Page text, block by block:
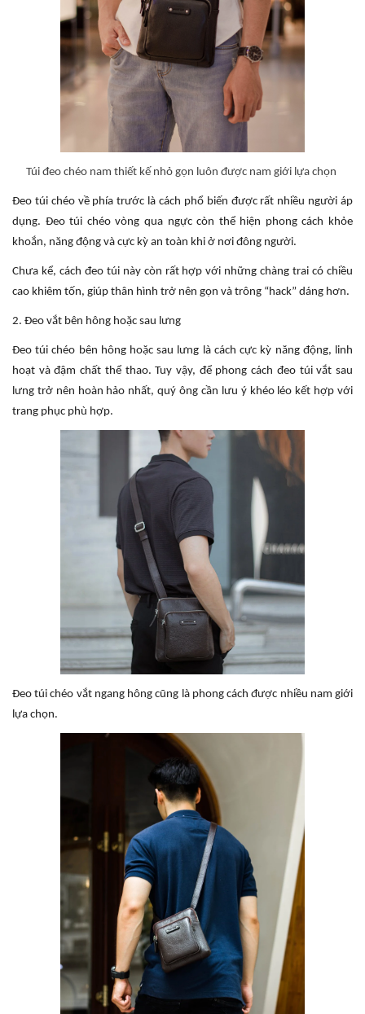
Túi đeo chéo nam thiết kế nhỏ gọn luôn được nam giới lựa chọn
Đeo túi chéo về phía trước là cách phổ biến được rất nhiều người áp
dụng. Đeo túi chéo vòng qua ngực còn thể hiện phong cách khỏe
khoắn, năng động và cực kỳ an toàn khi ở nơi đông người.
Chưa kể, cách đeo túi này còn rất hợp với những chàng trai có chiều
cao khiêm tốn, giúp thân hình trở nên gọn và trông “hack” dáng hơn.
2. Đeo vắt bên hông hoặc sau lưng
Đeo túi chéo bên hông hoặc sau lưng là cách cực kỳ năng động, linh
hoạt và đậm chất thể thao. Tuy vậy, để phong cách đeo túi vắt sau
lưng trở nên hoàn hảo nhất, quý ông cần lưu ý khéo léo kết hợp với
trang phục phù hợp.
Đeo túi chéo vắt ngang hông cũng là phong cách được nhiều nam giới
lựa chọn.